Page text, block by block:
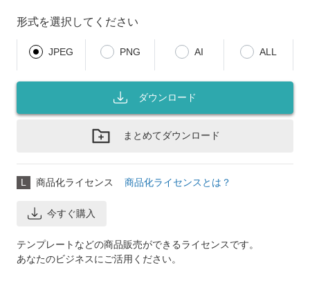
形式を選択してください
JPEG PNG AI ALL
ダウンロード
まとめてダウンロード
L 商品化ライセンス 商品化ライセンスとは？
今すぐ購入
テンプレートなどの商品販売ができるライセンスです。
あなたのビジネスにご活用ください。